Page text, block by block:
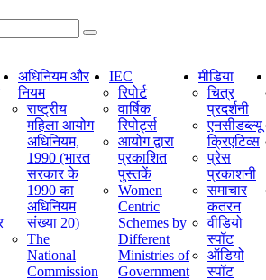
search
अधिनियम और
नियम
राष्ट्रीय
महिला आयोग
अधिनियम,
1990 (भारत
सरकार के
1990 का
अधिनियम
संख्या 20)
The
National
Commission
IEC
रिपोर्ट
वार्षिक
रिपोर्ट्स
आयोग द्वारा
प्रकाशित
पुस्तकें
Women
Centric
Schemes by
Different
Ministries of
Government
मीडिया
चित्र
प्रदर्शनी
एनसीडब्ल्यू
क्रिएटिव्स
प्रेस
प्रकाशनी
समाचार
कतरन
वीडियो
स्पॉट
ऑडियो
स्पॉट